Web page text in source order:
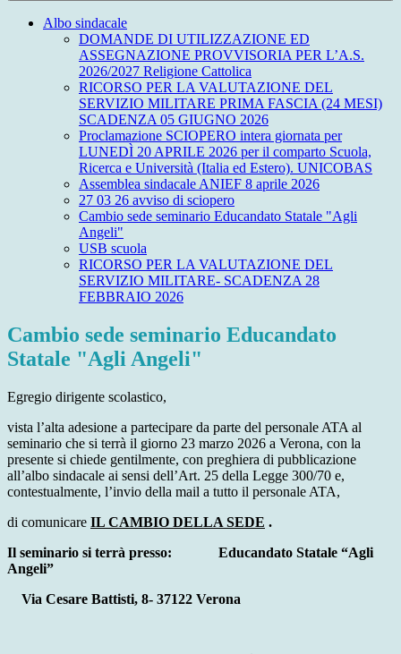
Albo sindacale
DOMANDE DI UTILIZZAZIONE ED
ASSEGNAZIONE PROVVISORIA PER L’A.S.
2026/2027 Religione Cattolica
RICORSO PER LA VALUTAZIONE DEL
SERVIZIO MILITARE PRIMA FASCIA (24 MESI)
SCADENZA 05 GIUGNO 2026
Proclamazione SCIOPERO intera giornata per
LUNEDÌ 20 APRILE 2026 per il comparto Scuola,
Ricerca e Università (Italia ed Estero). UNICOBAS
Assemblea sindacale ANIEF 8 aprile 2026
27 03 26 avviso di sciopero
Cambio sede seminario Educandato Statale "Agli
Angeli"
USB scuola
RICORSO PER LA VALUTAZIONE DEL
SERVIZIO MILITARE- SCADENZA 28
FEBBRAIO 2026
Cambio sede seminario Educandato
Statale "Agli Angeli"
Egregio dirigente scolastico,
vista l’alta adesione a partecipare da parte del personale ATA al
seminario che si terrà il giorno 23 marzo 2026 a Verona, con la
presente si chiede gentilmente, con preghiera di pubblicazione
all’albo sindacale ai sensi dell’Art. 25 della Legge 300/70 e,
contestualmente, l’invio della mail a tutto il personale ATA,
di comunicare IL CAMBIO DELLA SEDE .
Il seminario si terrà presso: Educandato Statale “Agli
Angeli”
Via Cesare Battisti, 8- 37122 Verona